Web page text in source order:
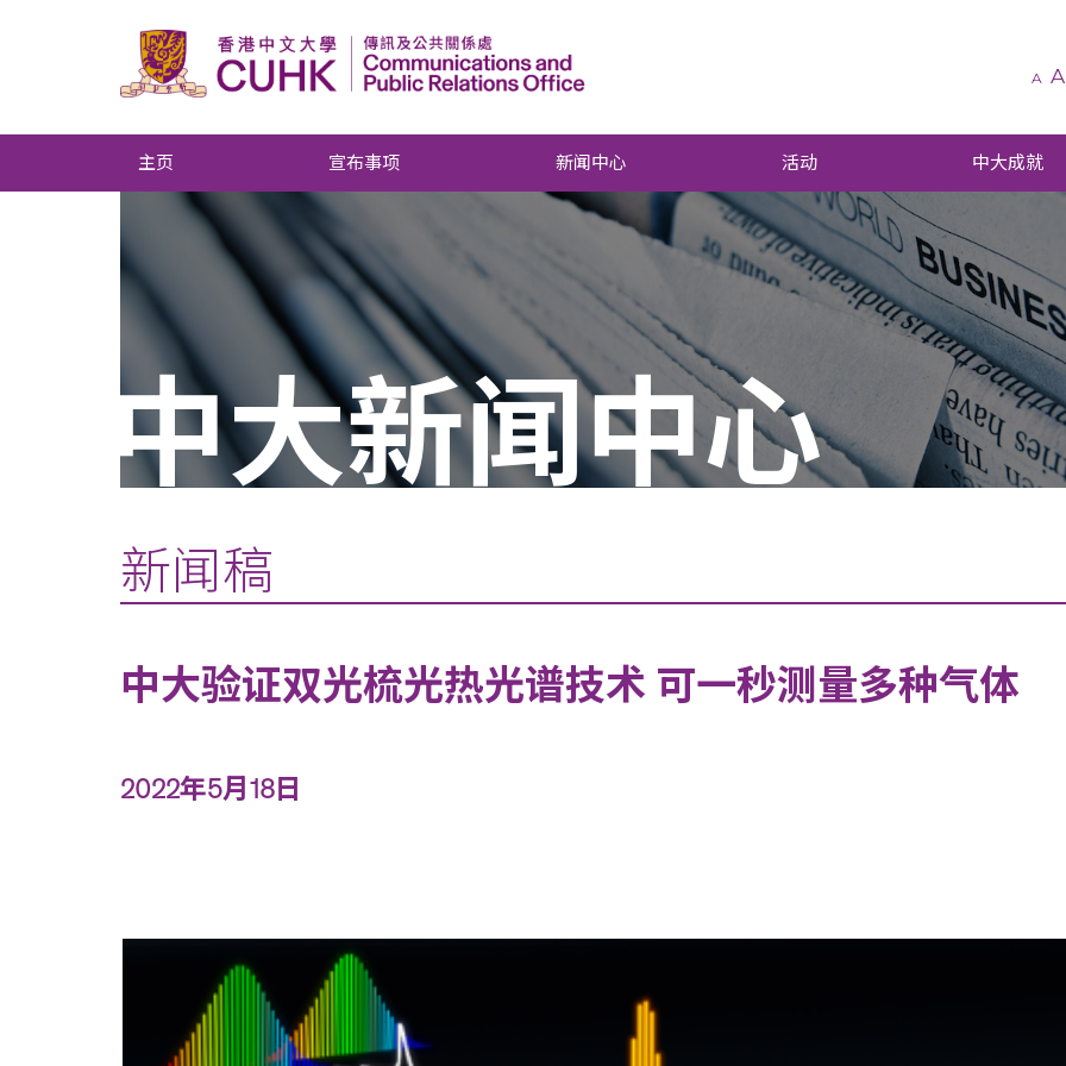
A A
主页 宣布事项 新闻中心 活动 中大成就
中大新闻中心
新闻稿
中大验证双光梳光热光谱技术 可一秒测量多种气体
2022年5月18日